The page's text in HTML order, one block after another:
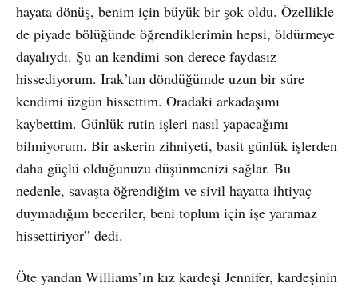
hayata dönüş, benim için büyük bir şok oldu. Özellikle
de piyade bölüğünde öğrendiklerimin hepsi, öldürmeye
dayalıydı. Şu an kendimi son derece faydasız
hissediyorum. Irak’tan döndüğümde uzun bir süre
kendimi üzgün hissettim. Oradaki arkadaşımı
kaybettim. Günlük rutin işleri nasıl yapacağımı
bilmiyorum. Bir askerin zihniyeti, basit günlük işlerden
daha güçlü olduğunuzu düşünmenizi sağlar. Bu
nedenle, savaşta öğrendiğim ve sivil hayatta ihtiyaç
duymadığım beceriler, beni toplum için işe yaramaz
hissettiriyor” dedi.
Öte yandan Williams’ın kız kardeşi Jennifer, kardeşinin